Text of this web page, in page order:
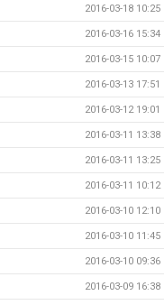
2016-03-18 10:25
2016-03-16 15:34
2016-03-15 10:07
2016-03-13 17:51
2016-03-12 19:01
2016-03-11 13:38
2016-03-11 13:25
2016-03-11 10:12
2016-03-10 12:10
2016-03-10 11:45
2016-03-10 09:36
2016-03-09 16:38